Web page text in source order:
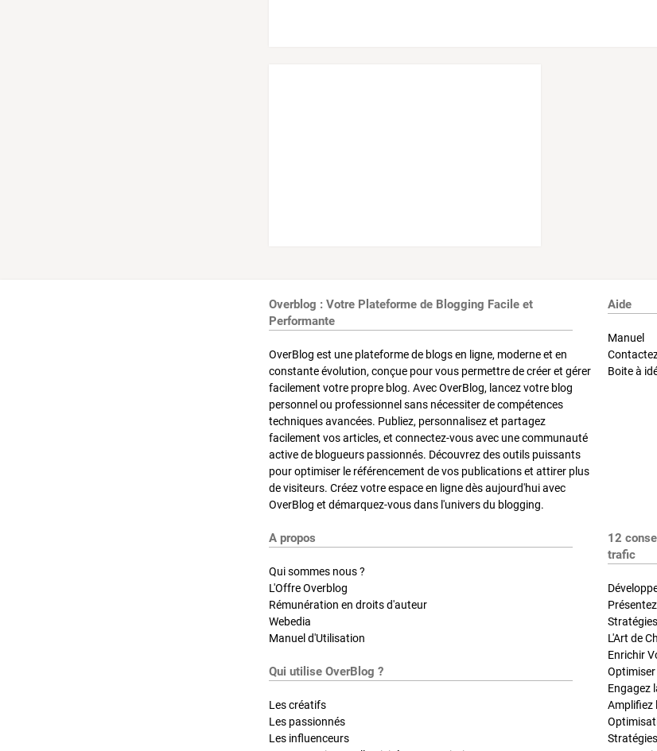
Overblog : Votre Plateforme de Blogging Facile et
Performante
OverBlog est une plateforme de blogs en ligne, moderne et en
constante évolution, conçue pour vous permettre de créer et gérer
facilement votre propre blog. Avec OverBlog, lancez votre blog
personnel ou professionnel sans nécessiter de compétences
techniques avancées. Publiez, personnalisez et partagez
facilement vos articles, et connectez-vous avec une communauté
active de blogueurs passionnés. Découvrez des outils puissants
pour optimiser le référencement de vos publications et attirer plus
de visiteurs. Créez votre espace en ligne dès aujourd'hui avec
OverBlog et démarquez-vous dans l'univers du blogging.
Aide
Manuel
Boite à
A propos
Qui sommes nous ?
L'Offre Overblog
Rémunération en droits d'auteur
Webedia
Manuel d'Utilisation
Qui utilise OverBlog ?
Les créatifs
Les passionnés
Les influenceurs
12
trafic
L'Art de
Engagez
Amplifiez